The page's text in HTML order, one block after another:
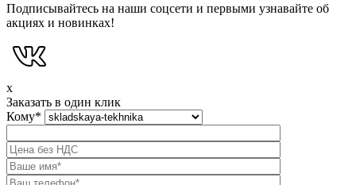
Подписывайтесь на наши соцсети и первыми узнавайте об
акциях и новинках!
x
Заказать в один клик
Кому*